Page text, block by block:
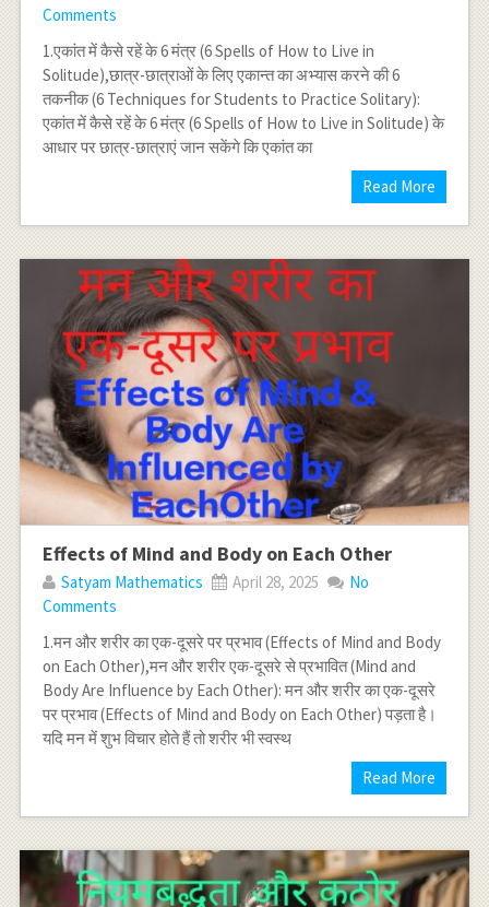
Comments
1.एकांत में कैसे रहें के 6 मंत्र (6 Spells of How to Live in
Solitude),छात्र-छात्राओं के लिए एकान्त का अभ्यास करने की 6
तकनीक (6 Techniques for Students to Practice Solitary):
एकांत में कैसे रहें के 6 मंत्र (6 Spells of How to Live in Solitude) के
आधार पर छात्र-छात्राएं जान सकेंगे कि एकांत का
Read More
Effects of Mind and Body on Each Other
Satyam Mathematics April 28, 2025
No
Comments
1.मन और शरीर का एक-दूसरे पर प्रभाव (Effects of Mind and Body
on Each Other),मन और शरीर एक-दूसरे से प्रभावित (Mind and
Body Are Influence by Each Other): मन और शरीर का एक-दूसरे
पर प्रभाव (Effects of Mind and Body on Each Other) पड़ता है।
यदि मन में शुभ विचार होते हैं तो शरीर भी स्वस्थ
Read More